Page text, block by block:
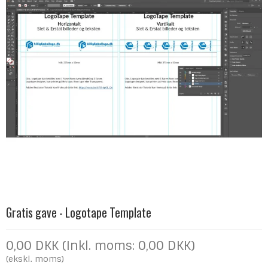
Gratis gave - Logotape Template
0,00 DKK (Inkl. moms: 0,00 DKK)
(ekskl. moms)